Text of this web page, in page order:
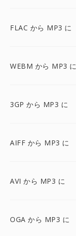
FLAC から MP3 に
WEBM から MP3 に
3GP から MP3 に
AIFF から MP3 に
AVI から MP3 に
OGA から MP3 に